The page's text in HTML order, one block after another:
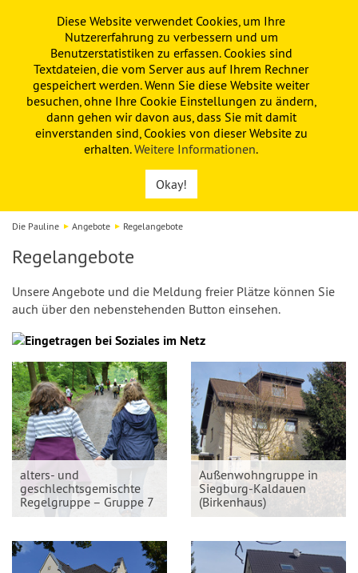
PAULINE KITA FÖRDERVEREIN
Die Pauline Angebote Regelangebote
Regelangebote
Unsere Angebote und die Meldung freier Plätze können Sie
auch über den nebenstehenden Button einsehen.
alters- und
geschlechtsgemischte
Regelgruppe – Gruppe 7
Außenwohngruppe in
Siegburg-Kaldauen
(Birkenhaus)
Diese Website verwendet Cookies, um Ihre
Nutzererfahrung zu verbessern und um
Benutzerstatistiken zu erfassen. Cookies sind
Textdateien, die vom Server aus auf Ihrem Rechner
gespeichert werden. Wenn Sie diese Website weiter
besuchen, ohne Ihre Cookie Einstellungen zu ändern,
dann gehen wir davon aus, dass Sie mit damit
einverstanden sind, Cookies von dieser Website zu
erhalten.Weitere Informationen.
Okay!